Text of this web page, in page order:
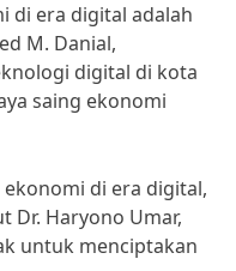
di era digital adalah
M. Danial,
digital di kota
saing ekonomi
di era digital,
Dr. Haryono Umar,
untuk menciptakan